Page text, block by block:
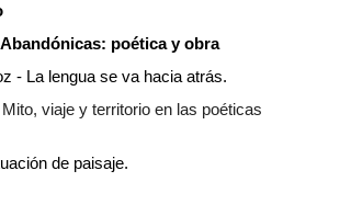
poética y obra
- La lengua se va hacia atrás.
Mito, viaje y territorio en las poéticas
de paisaje.